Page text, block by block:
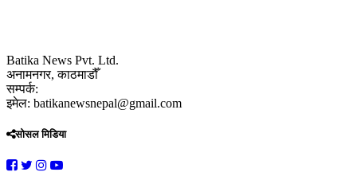
Batika News Pvt. Ltd.
अनामनगर, काठमाडौँ
सम्पर्क:
इमेल: batikanewsnepal@gmail.com
सोसल मिडिया